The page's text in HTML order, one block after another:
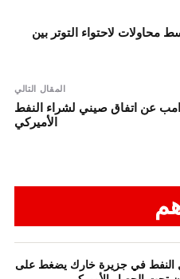
لاحتواء التوتر بين
المقال التالي
عن اتفاق صيني لشراء النفط
الأميركي
النفط في جزيرة خارك يضغط على